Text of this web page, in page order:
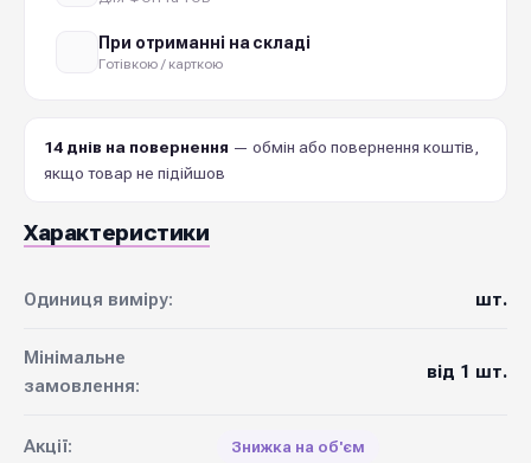
При отриманні на складі
Готівкою / карткою
14 днів на повернення — обмін або повернення коштів,
якщо товар не підійшов
Характеристики
Одиниця виміру: шт.
Мінімальне
замовлення:
від 1 шт.
Акції: Знижка на об'єм